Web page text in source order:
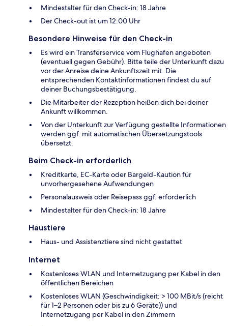
Mindestalter für den Check-in: 18 Jahre
Der Check-out ist um 12:00 Uhr
Besondere Hinweise für den Check-in
Es wird ein Transferservice vom Flughafen angeboten
(eventuell gegen Gebühr). Bitte teile der Unterkunft dazu
vor der Anreise deine Ankunftszeit mit. Die
entsprechenden Kontaktinformationen findest du auf
deiner Buchungsbestätigung.
Die Mitarbeiter der Rezeption heißen dich bei deiner
Ankunft willkommen.
Von der Unterkunft zur Verfügung gestellte Informationen
werden ggf. mit automatischen Übersetzungstools
übersetzt.
Beim Check-in erforderlich
Kreditkarte, EC-Karte oder Bargeld-Kaution für
unvorhergesehene Aufwendungen
Personalausweis oder Reisepass ggf. erforderlich
Mindestalter für den Check-in: 18 Jahre
Haustiere
Haus- und Assistenztiere sind nicht gestattet
Internet
Kostenloses WLAN und Internetzugang per Kabel in den
öffentlichen Bereichen
Kostenloses WLAN (Geschwindigkeit: > 100 MBit/s (reicht
für 1–2 Personen oder bis zu 6 Geräte)) und
Internetzugang per Kabel in den Zimmern